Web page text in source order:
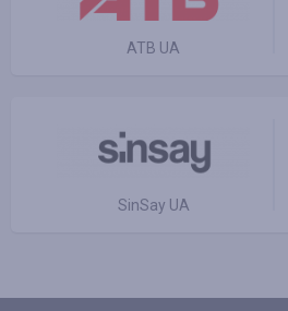
ATB UA
SinSay UA